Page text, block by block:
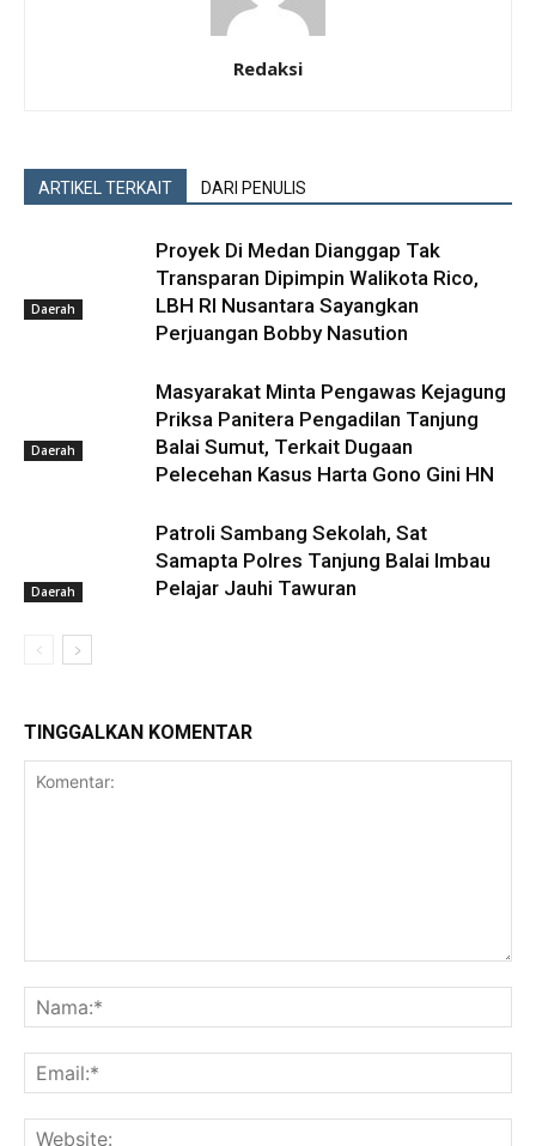
Redaksi
ARTIKEL TERKAIT DARI PENULIS
Daerah
Proyek Di Medan Dianggap Tak
Transparan Dipimpin Walikota Rico,
LBH RI Nusantara Sayangkan
Perjuangan Bobby Nasution
Daerah
Masyarakat Minta Pengawas Kejagung
Priksa Panitera Pengadilan Tanjung
Balai Sumut, Terkait Dugaan
Pelecehan Kasus Harta Gono Gini HN
Daerah
Patroli Sambang Sekolah, Sat
Samapta Polres Tanjung Balai Imbau
Pelajar Jauhi Tawuran
TINGGALKAN KOMENTAR